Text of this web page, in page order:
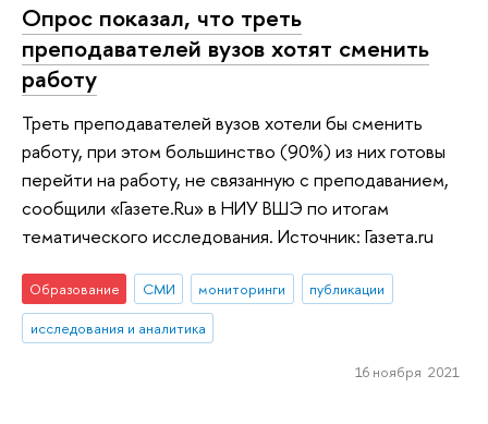
Опрос показал, что треть
преподавателей вузов хотят сменить
работу
Треть преподавателей вузов хотели бы сменить
работу, при этом большинство (90%) из них готовы
перейти на работу, не связанную с преподаванием,
сообщили «Газете.Ru» в НИУ ВШЭ по итогам
тематического исследования. Источник: Газета.ru
Образование СМИ мониторинги
публикации
исследования и аналитика
16 ноября 2021